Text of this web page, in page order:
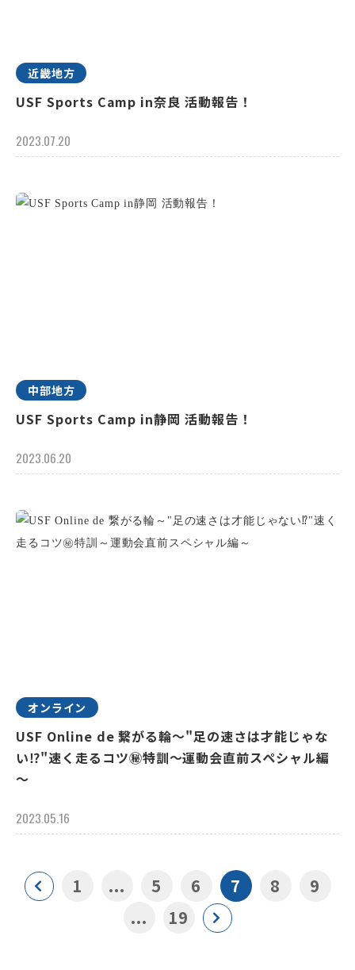
近畿地方
USF Sports Camp in奈良 活動報告！
2023.07.20
中部地方
USF Sports Camp in静岡 活動報告！
2023.06.20
オンライン
USF Online de 繋がる輪～"足の速さは才能じゃな
い⁉"速く走るコツ㊙特訓～運動会直前スペシャル編
～
2023.05.16
1 ... 5 6 7 8
9
...
19